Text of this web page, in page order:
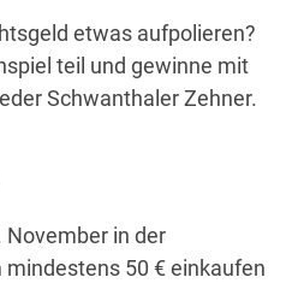
etwas aufpolieren?
teil und gewinne mit
Schwanthaler Zehner.
November in der
mindestens 50 € einkaufen